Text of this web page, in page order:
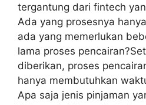
tergantung dari fintech
Ada yang prosesnya
ada yang memerlukan
lama proses
diberikan, proses
hanya membutuhkan
Apa saja jenis pinjaman